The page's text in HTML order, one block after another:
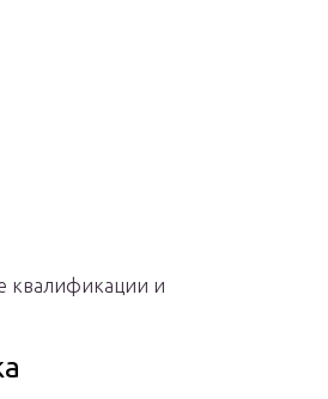
квалификации и